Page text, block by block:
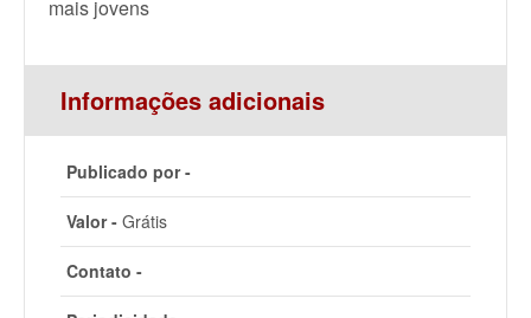
mais jovens
Informações adicionais
Publicado por -
Valor - Grátis
Contato -